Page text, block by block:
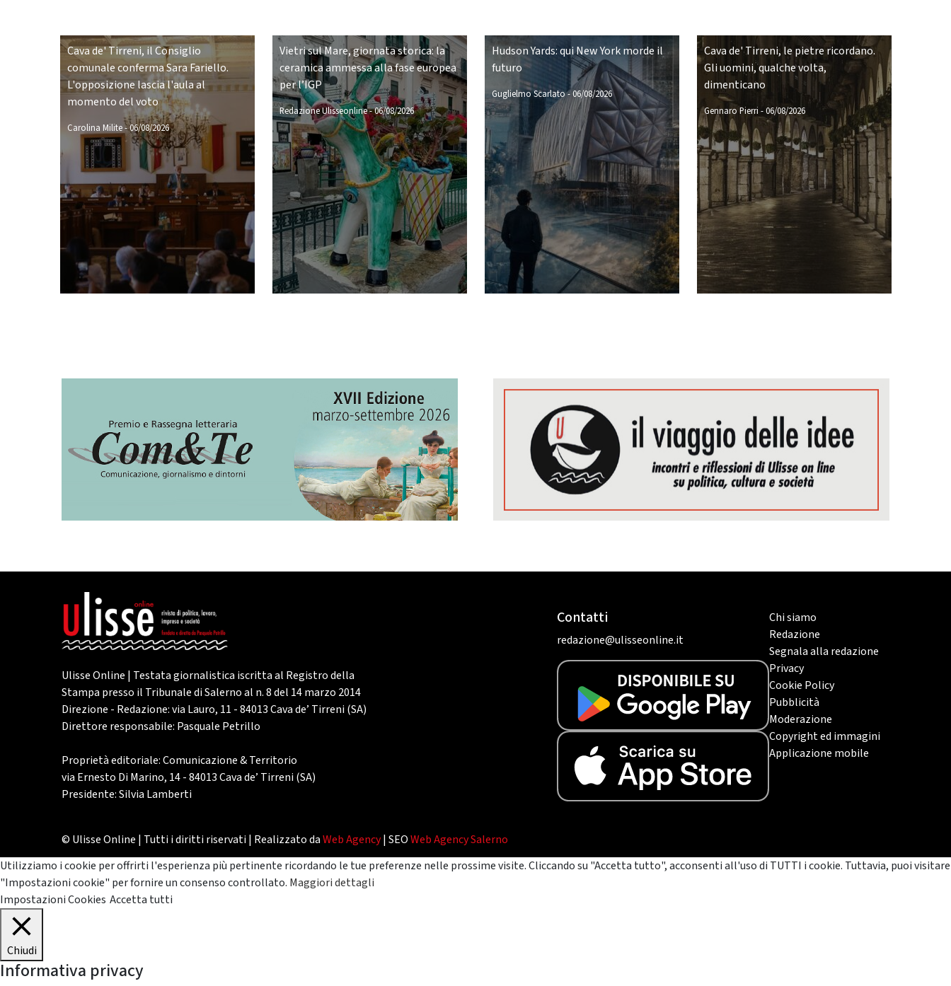
Cava de' Tirreni, il Consiglio
comunale conferma Sara Fariello.
L'opposizione lascia l'aula al
momento del voto
Carolina Milite-06/08/2026
Vietri sul Mare, giornata storica: la
ceramica ammessa alla fase europea
per l’IGP
Redazione Ulisseonline-06/08/2026
Hudson Yards: qui New York morde il
futuro
Guglielmo Scarlato-06/08/2026
Cava de' Tirreni, le pietre ricordano.
Gli uomini, qualche volta,
dimenticano
Gennaro Pierri -06/08/2026
Ulisse Online | Testata giornalistica iscritta al Registro della
Stampa presso il Tribunale di Salerno al n. 8 del 14 marzo 2014
Direzione - Redazione: via Lauro, 11 - 84013 Cava de’ Tirreni (SA)
Direttore responsabile: Pasquale Petrillo
Proprietà editoriale: Comunicazione & Territorio
via Ernesto Di Marino, 14 - 84013 Cava de’ Tirreni (SA)
Presidente: Silvia Lamberti
Contatti
redazione@ulisseonline.it
Chi siamo
Redazione
Segnala alla redazione
Privacy
Cookie Policy
Pubblicità
Moderazione
Copyright ed immagini
Applicazione mobile
© Ulisse Online | Tutti i diritti riservati | Realizzato daWeb Agency| SEOWeb Agency Salerno
Utilizziamo i cookie per offrirti l'esperienza più pertinente ricordando le tue preferenze nelle prossime visite. Cliccando su "Accetta tutto", acconsenti all'uso di TUTTI i cookie. Tuttavia, puoi visitare
"Impostazioni cookie" per fornire un consenso controllato. Maggiori dettagli
Impostazioni Cookies Accetta tutti
Chiudi
Informativa privacy